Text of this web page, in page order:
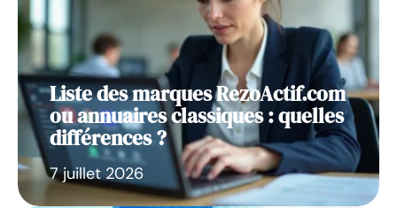
Liste des marques RezoActif.com
ou annuaires classiques : quelles
différences ?
7 juillet 2026